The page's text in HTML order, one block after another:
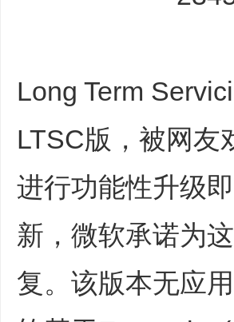
Long Term
LTSC版，被网友
进行功能性升级
新，微软承诺为
复。该版本无应